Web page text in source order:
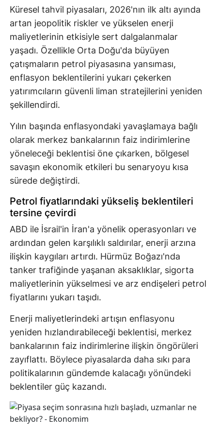
Küresel tahvil piyasaları, 2026'nın ilk altı ayında
artan jeopolitik riskler ve yükselen enerji
maliyetlerinin etkisiyle sert dalgalanmalar
yaşadı. Özellikle Orta Doğu'da büyüyen
çatışmaların petrol piyasasına yansıması,
enflasyon beklentilerini yukarı çekerken
yatırımcıların güvenli liman stratejilerini yeniden
şekillendirdi.
Yılın başında enflasyondaki yavaşlamaya bağlı
olarak merkez bankalarının faiz indirimlerine
yöneleceği beklentisi öne çıkarken, bölgesel
savaşın ekonomik etkileri bu senaryoyu kısa
sürede değiştirdi.
Petrol fiyatlarındaki yükseliş beklentileri
tersine çevirdi
ABD ile İsrail'in İran'a yönelik operasyonları ve
ardından gelen karşılıklı saldırılar, enerji arzına
ilişkin kaygıları artırdı. Hürmüz Boğazı'nda
tanker trafiğinde yaşanan aksaklıklar, sigorta
maliyetlerinin yükselmesi ve arz endişeleri petrol
fiyatlarını yukarı taşıdı.
Enerji maliyetlerindeki artışın enflasyonu
yeniden hızlandırabileceği beklentisi, merkez
bankalarının faiz indirimlerine ilişkin öngörüleri
zayıflattı. Böylece piyasalarda daha sıkı para
politikalarının gündemde kalacağı yönündeki
beklentiler güç kazandı.